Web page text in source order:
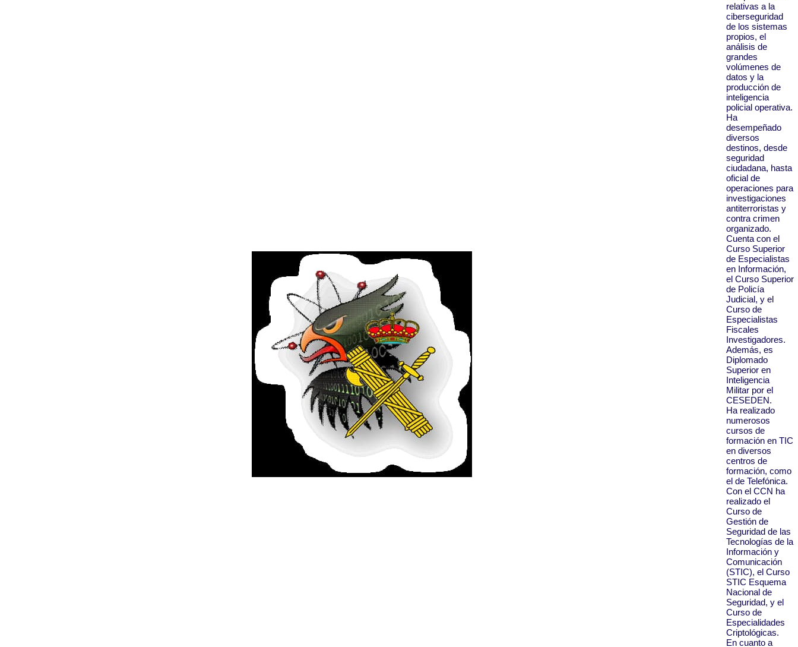
relativas a la
ciberseguridad
de los sistemas
propios, el
análisis de
grandes
volúmenes de
datos y la
producción de
inteligencia
policial operativa.
Ha
desempeñado
diversos
destinos, desde
seguridad
ciudadana, hasta
oficial de
operaciones para
investigaciones
antiterroristas y
contra crimen
organizado.
Cuenta con el
Curso Superior
de Especialistas
en Información,
el Curso Superior
de Policía
Judicial, y el
Curso de
Especialistas
Fiscales
Investigadores.
Además, es
Diplomado
Superior en
Inteligencia
Militar por el
CESEDEN.
Ha realizado
numerosos
cursos de
formación en TIC
en diversos
centros de
formación, como
el de Telefónica.
Con el CCN ha
realizado el
Curso de
Gestión de
Seguridad de las
Tecnologías de la
Información y
Comunicación
(STIC), el Curso
STIC Esquema
Nacional de
Seguridad, y el
Curso de
Especialidades
Criptológicas.
En cuanto a